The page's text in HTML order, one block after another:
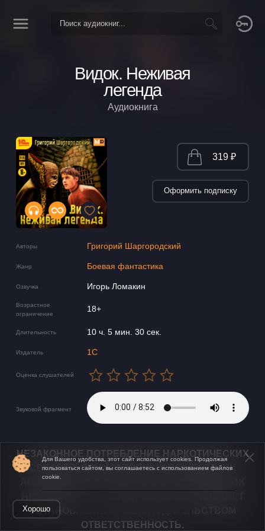
Видок. Неживая
легенда
Аудиокнига
Авторы Григорий Шаргородский
Жанр Боевая фантастика
Озвучка Игорь Ломакин
Возрастное
ограничение
18+
Длительность 10 ч. 5 мин. 30 сек.
Издатель 1С
Оценка слушателей
Звуковой фрагмент
319 ₽
Оформить подписку
НЕЗАКОННОЕ ПОТРЕБЛЕНИЕ НАРКОТИЧЕСКИХ
СРЕДСТВ, ПСИХОТРОПНЫХ ВЕЩЕСТВ, ИХ
АНАЛОГОВ ПРИЧИНЯЕТ ВРЕД ЗДОРОВЬЮ, ИХ
УСТАНОВЛЕННУЮ ЗАКОНОДАТЕЛЬСТВОМ
ОТВЕТСТВЕННОСТЬ.
Для Вашего удобства, этот сайт использует cookies. Продолжая
пользоваться сайтом, вы соглашаетесь с использованием файлов
cookie.
Хорошо